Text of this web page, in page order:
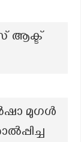
ആക്ട്
മുഗൾ